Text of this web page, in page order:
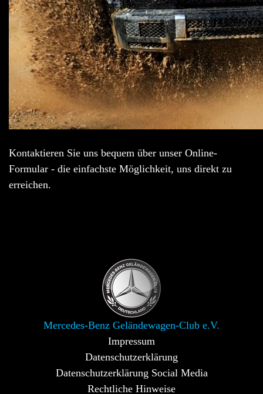
Kontaktieren Sie uns bequem über unser Online-
Formular - die einfachste Möglichkeit, uns direkt zu
erreichen.
Mercedes-Benz Geländewagen-Club e.V.
Impressum
Datenschutzerklärung
Datenschutzerklärung Social Media
Rechtliche Hinweise